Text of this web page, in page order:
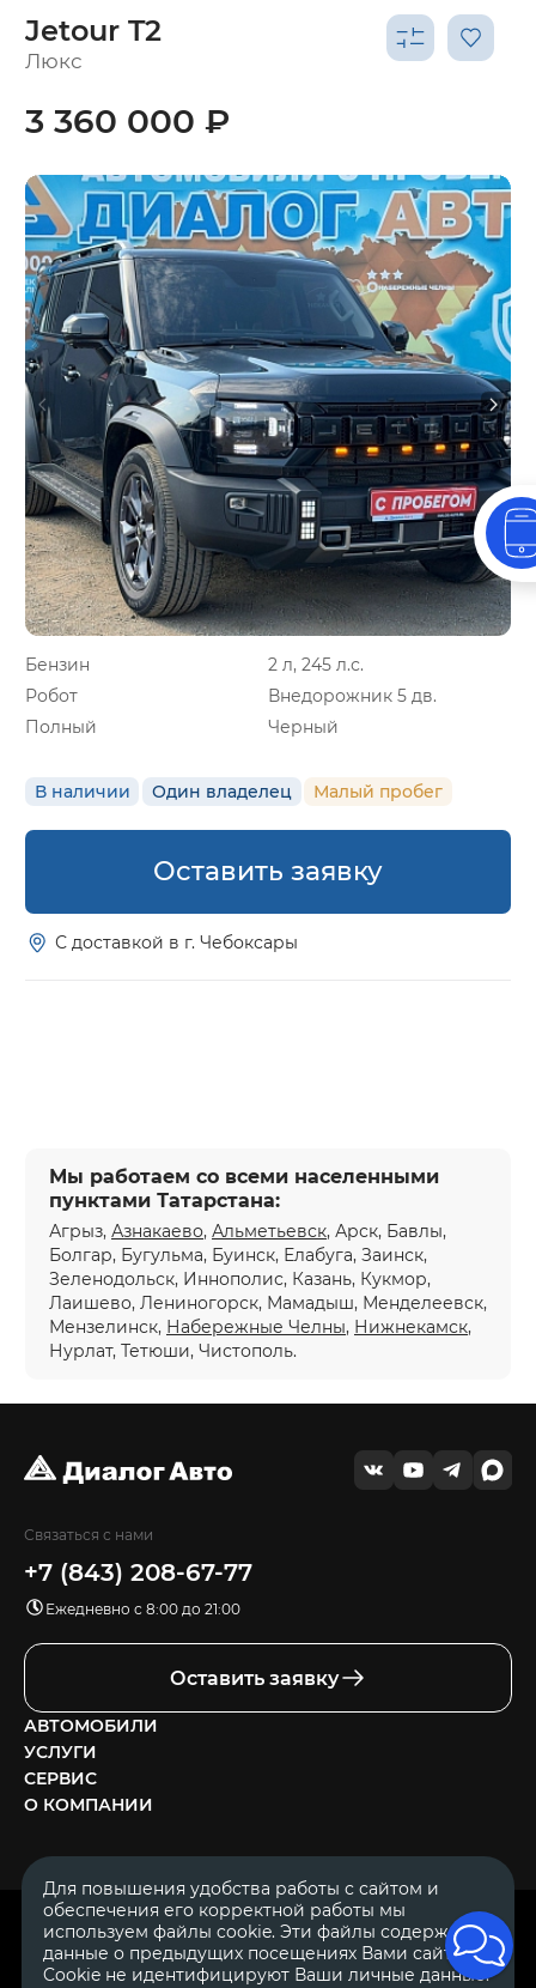
Jetour T2
Люкс
Бензин
2 л, 245 л.с.
Робот
Внедорожник 5 дв.
Полный
Черный
В наличии Один владелец Малый пробег
3 360 000 ₽
Оставить заявку
С доставкой в г. Чебоксары
Мы работаем со всеми населенными
пунктами Татарстана:
Агрыз, Азнакаево, Альметьевск, Арск, Бавлы,
Болгар, Бугульма, Буинск, Елабуга, Заинск,
Зеленодольск, Иннополис, Казань, Кукмор,
Лаишево, Лениногорск, Мамадыш, Менделеевск,
Мензелинск, Набережные Челны, Нижнекамск,
Нурлат, Тетюши, Чистополь.
Связаться с нами
+7 (843) 208-67-77
Ежедневно с 8:00 до 21:00
Оставить заявку
АВТОМОБИЛИ
УСЛУГИ
СЕРВИС
О КОМПАНИИ
© 2007—2026 «Диалог Авто» — автосалон. Все права защищены.
ОГРН 1111644005153
ИНН 1644062657
Для повышения удобства работы с сайтом и
обеспечения его корректной работы мы
используем файлы cookie. Эти файлы содержат
данные о предыдущих посещениях Вами сайта.
Cookie не идентифицируют Ваши личные данные.